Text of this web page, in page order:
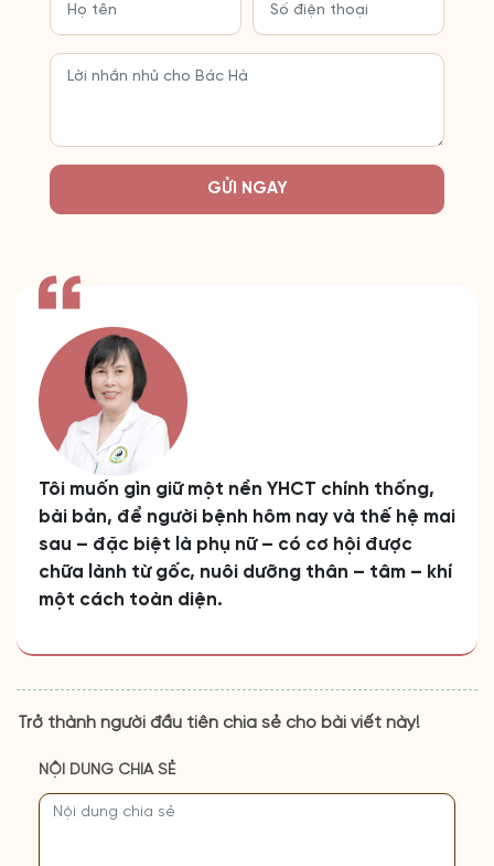
GỬI NGAY
Tôi muốn gìn giữ một nền YHCT chính thống,
bài bản, để người bệnh hôm nay và thế hệ mai
sau – đặc biệt là phụ nữ – có cơ hội được
chữa lành từ gốc, nuôi dưỡng thân – tâm – khí
một cách toàn diện.
Trở thành người đầu tiên chia sẻ cho bài viết này!
NỘI DUNG CHIA SẺ